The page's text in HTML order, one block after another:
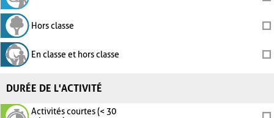
Hors classe
En classe et hors classe
DURÉE DE L'ACTIVITÉ
Activités courtes (< 30